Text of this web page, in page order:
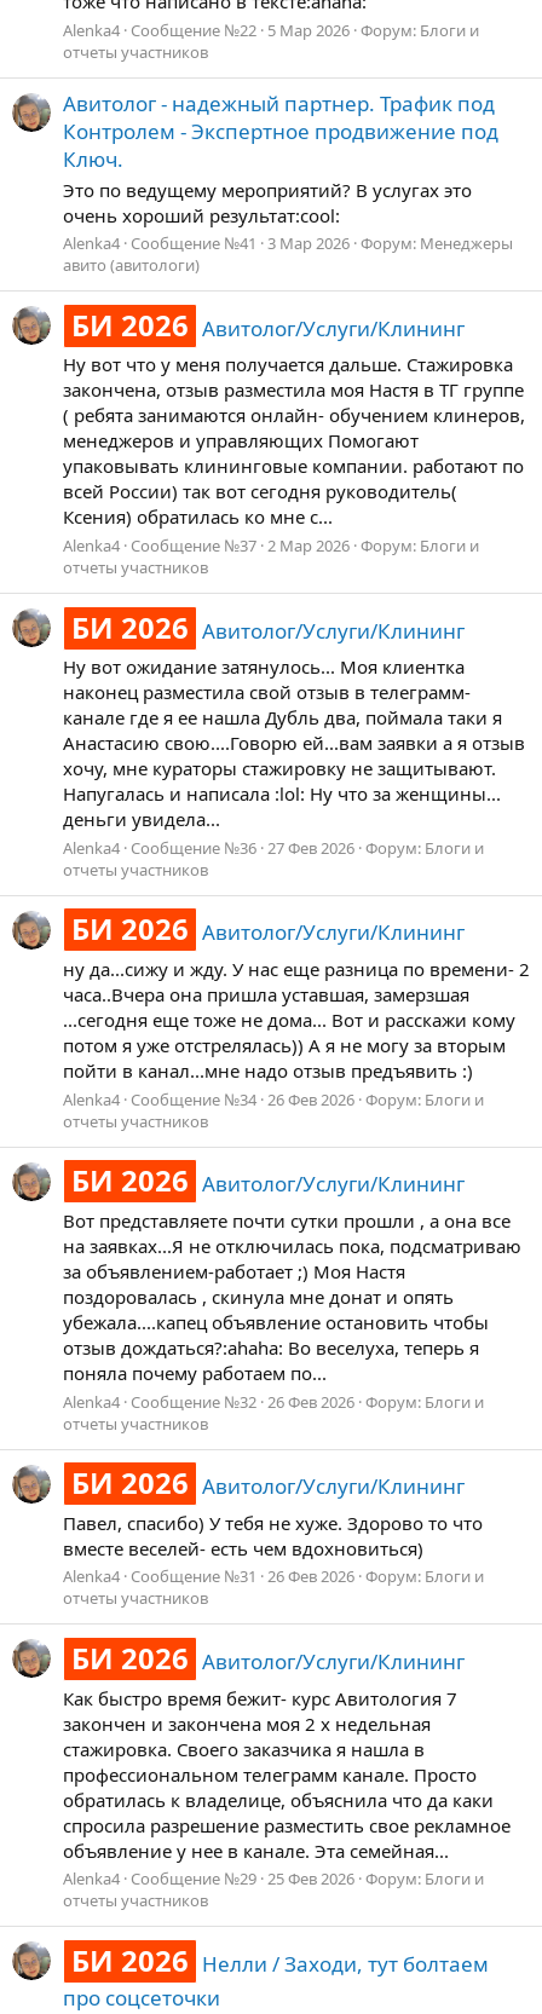
Alenka4 Сообщение №22 5 Мар 2026 Форум: Блоги и
отчеты участников
Авитолог - надежный партнер. Трафик под
Контролем - Экспертное продвижение под
Ключ.
Это по ведущему мероприятий? В услугах это
очень хороший результат:cool:
Alenka4 Сообщение №41 3 Мар 2026 Форум: Менеджеры
авито (авитологи)
БИ 2026 Авитолог/Услуги/Клининг
Ну вот что у меня получается дальше. Стажировка
закончена, отзыв разместила моя Настя в ТГ группе
( ребята занимаются онлайн- обучением клинеров,
менеджеров и управляющих Помогают
упаковывать клининговые компании. работают по
всей России) так вот сегодня руководитель(
Ксения) обратилась ко мне с...
Alenka4 Сообщение №37 2 Мар 2026 Форум: Блоги и
отчеты участников
БИ 2026 Авитолог/Услуги/Клининг
Ну вот ожидание затянулось... Моя клиентка
наконец разместила свой отзыв в телеграмм-
канале где я ее нашла Дубль два, поймала таки я
Анастасию свою....Говорю ей...вам заявки а я отзыв
хочу, мне кураторы стажировку не защитывают.
Напугалась и написала :lol: Ну что за женщины...
деньги увидела...
Alenka4 Сообщение №36 27 Фев 2026 Форум: Блоги и
отчеты участников
БИ 2026 Авитолог/Услуги/Клининг
ну да...сижу и жду. У нас еще разница по времени- 2
часа..Вчера она пришла уставшая, замерзшая
...сегодня еще тоже не дома... Вот и расскажи кому
потом я уже отстрелялась)) А я не могу за вторым
пойти в канал...мне надо отзыв предъявить :)
Alenka4 Сообщение №34 26 Фев 2026 Форум: Блоги и
отчеты участников
БИ 2026 Авитолог/Услуги/Клининг
Вот представляете почти сутки прошли , а она все
на заявках...Я не отключилась пока, подсматриваю
за объявлением-работает ;) Моя Настя
поздоровалась , скинула мне донат и опять
убежала....капец объявление остановить чтобы
отзыв дождаться?:ahaha: Во веселуха, теперь я
поняла почему работаем по...
Alenka4 Сообщение №32 26 Фев 2026 Форум: Блоги и
отчеты участников
БИ 2026 Авитолог/Услуги/Клининг
Павел, спасибо) У тебя не хуже. Здорово то что
вместе веселей- есть чем вдохновиться)
Alenka4 Сообщение №31 26 Фев 2026 Форум: Блоги и
отчеты участников
БИ 2026 Авитолог/Услуги/Клининг
Как быстро время бежит- курс Авитология 7
закончен и закончена моя 2 х недельная
стажировка. Своего заказчика я нашла в
профессиональном телеграмм канале. Просто
обратилась к владелице, объяснила что да каки
спросила разрешение разместить свое рекламное
объявление у нее в канале. Эта семейная...
Alenka4 Сообщение №29 25 Фев 2026 Форум: Блоги и
отчеты участников
БИ 2026 Нелли / Заходи, тут болтаем
про соцсеточки